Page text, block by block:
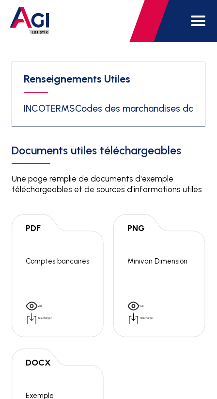
Renseignements Utiles
INCOTERMSCodes des marchandises
Documents utiles téléchargeables
Une page remplie de documents d'exemple
téléchargeables et de sources d'informations utiles
PDF
Comptes bancaires
Vue
Télécharger
PNG
Minivan Dimension
Vue
Télécharger
DOCX
Exemple